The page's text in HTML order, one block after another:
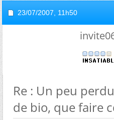
23/07/2007, 11h50
Re : Un peu
de bio, que faire